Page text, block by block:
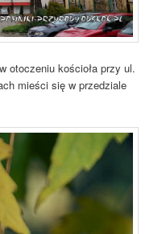
otoczeniu kościoła przy ul.
mieści się w przedziale